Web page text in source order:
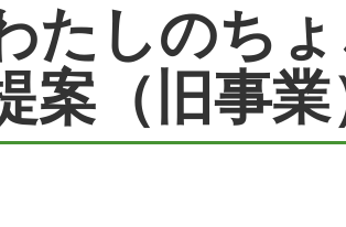
たしのち
案（旧事業